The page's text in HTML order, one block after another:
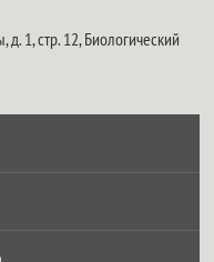
д. 1, стр. 12,Биологический